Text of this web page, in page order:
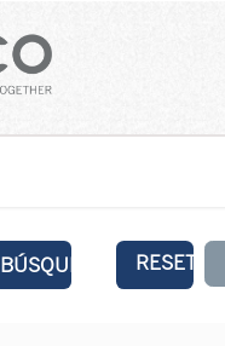
BÚSQUEDA RESET